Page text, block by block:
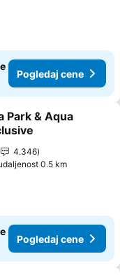
Pogledaj cene
favorite
Park & Aqua
4.346
0.5 km
Pogledaj cene